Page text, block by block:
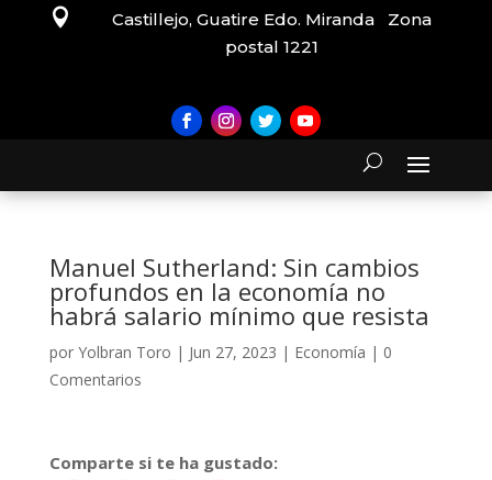

Castillejo, Guatire Edo. Miranda Zona
postal 1221
Manuel Sutherland: Sin cambios
profundos en la economía no
habrá salario mínimo que resista
por Yolbran Toro | Jun 27, 2023 | Economía | 0
Comentarios
Comparte si te ha gustado: